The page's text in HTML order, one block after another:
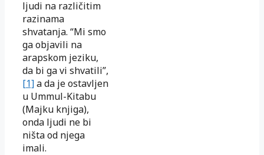
ljudi na različitim
razinama
shvatanja. “Mi smo
ga objavili na
arapskom jeziku,
da bi ga vi shvatili”,
[1]a da je ostavljen
u Ummul-Kitabu
(Majku knjiga),
onda ljudi ne bi
ništa od njega
imali.